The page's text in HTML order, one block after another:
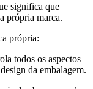
significa que
própria marca.
própria:
todos os aspectos
da embalagem.